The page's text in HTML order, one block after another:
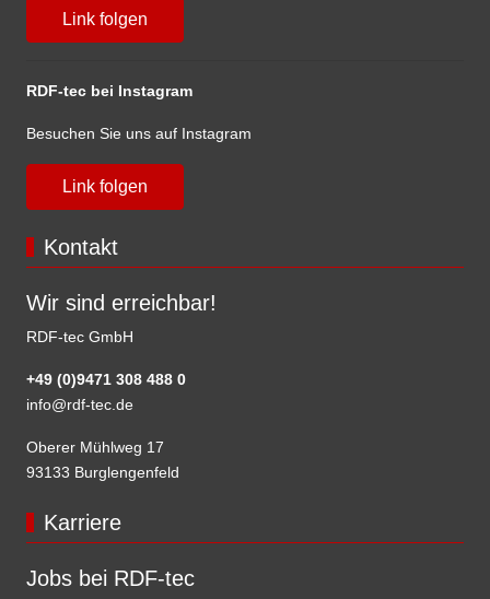
Link folgen
RDF-tec bei Instagram
Besuchen Sie uns auf Instagram
Link folgen
Kontakt
Wir sind erreichbar!
RDF-tec GmbH
+49 (0)9471 308 488 0
info@rdf-tec.de
Oberer Mühlweg 17
93133 Burglengenfeld
Karriere
Jobs bei RDF-tec